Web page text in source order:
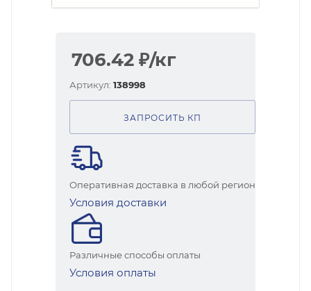
706.42 ₽/кг
Артикул: 138998
ЗАПРОСИТЬ КП
Оперативная доставка в любой регион
Условия доставки
Различные способы оплаты
Условия оплаты